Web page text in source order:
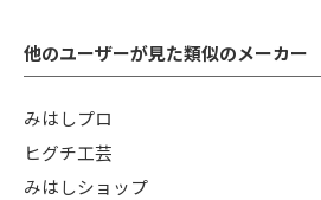
他のユーザーが見た類似のメーカー
みはしプロ
ヒグチ工芸
みはしショップ